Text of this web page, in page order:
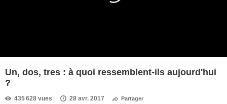
Un, dos, tres : à quoi ressemblent-ils aujourd'hui
?
435 628 vues 28 avr. 2017 Partager